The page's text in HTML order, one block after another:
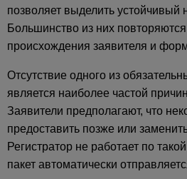
позволяет выделить устойчивый
Большинство из них
происхождения заявителя и
Отсутствие одного из
является наиболее частой
Заявители предполагают, что
предоставить позже или
Регистратор не работает по
пакет автоматически